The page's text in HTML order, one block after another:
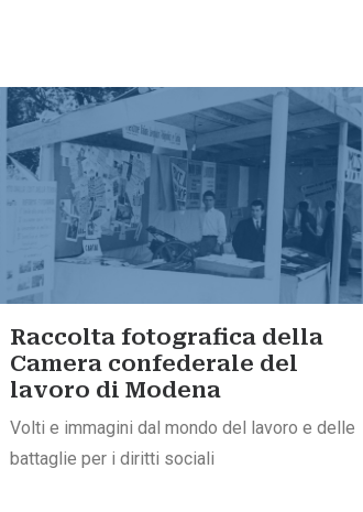
Raccolta fotografica della
Camera confederale del
lavoro di Modena
Volti e immagini dal mondo del lavoro e delle
battaglie per i diritti sociali